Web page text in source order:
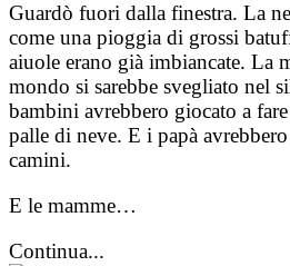
Guardò fuori dalla finestra. La
come una pioggia di grossi
aiuole erano già imbiancate. La
mondo si sarebbe svegliato nel
bambini avrebbero giocato a
palle di neve. E i papà
camini.
E le mamme…
Continua...